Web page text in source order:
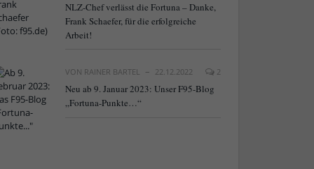
NLZ-Chef verlässt die Fortuna – Danke,
Frank Schaefer, für die erfolgreiche
Arbeit!
VON RAINER BARTEL 22.12.2022 2
Neu ab 9. Januar 2023: Unser F95-Blog
„Fortuna-Punkte…“